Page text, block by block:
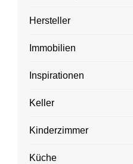
Hersteller
Immobilien
Inspirationen
Keller
Kinderzimmer
Küche